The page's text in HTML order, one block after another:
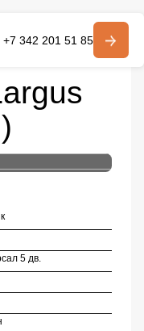
+7 342 201 51 85
Lada (ВАЗ) Largus
5 дв.